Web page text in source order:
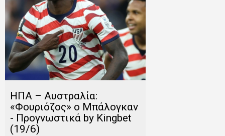
ΗΠΑ – Αυστραλία:
«Φουριόζος» ο Μπάλογκαν
- Προγνωστικά by Kingbet
(19/6)